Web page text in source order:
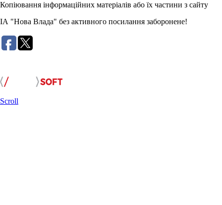
Копіювання інформаційних матеріалів або їх частини з сайту
ІА "Нова Влада" без активного посилання заборонене!
Scroll